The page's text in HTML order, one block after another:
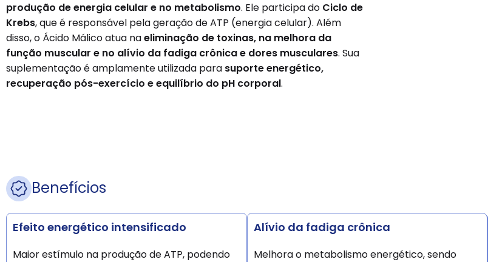
produção de energia celular e no metabolismo. Ele participa do Ciclo de
Krebs, que é responsável pela geração de ATP (energia celular). Além
disso, o Ácido Málico atua naeliminação de toxinas, na melhora da
função muscular e no alívio da fadiga crônica e dores musculares. Sua
suplementação é amplamente utilizada para suporte energético,
recuperação pós-exercício e equilíbrio do pH corporal.
Benefícios
Efeito energético intensificado
Maior estímulo na produção de ATP, podendo
Alívio da fadiga crônica
Melhora o metabolismo energético, sendo